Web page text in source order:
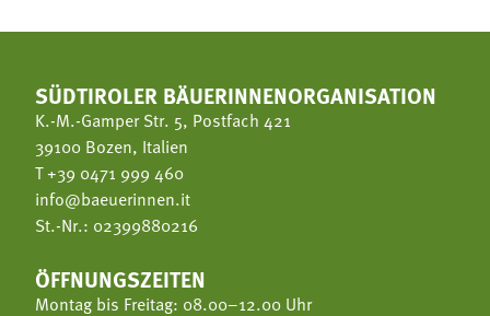
SÜDTIROLER BÄUERINNENORGANISATION
K.-M.-Gamper Str. 5, Postfach 421
39100 Bozen, Italien
T+39 0471 999 460
info@baeuerinnen.it
St.-Nr.: 02399880216
ÖFFNUNGSZEITEN
Montag bis Freitag: 08.00–12.00 Uhr